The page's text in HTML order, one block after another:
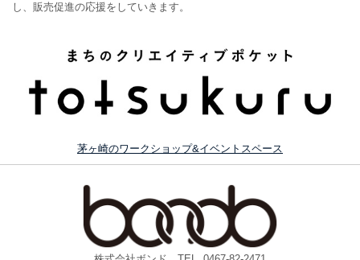
し、販売促進の応援をしていきます。
茅ヶ崎のワークショップ&イベントスペース